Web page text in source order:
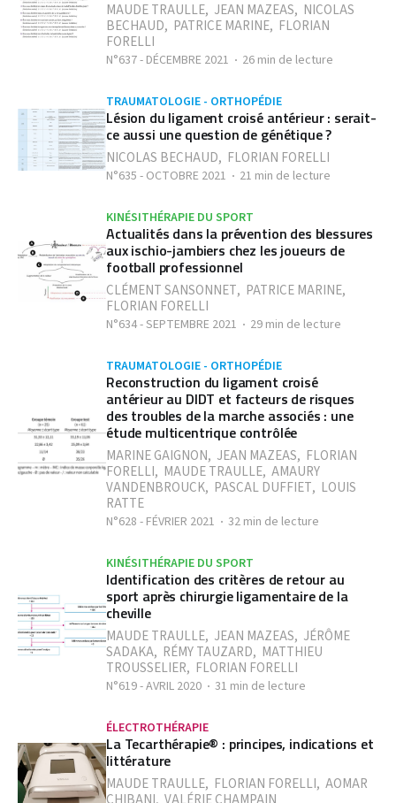
MAUDE TRAULLE, JEAN MAZEAS, NICOLAS
BECHAUD, PATRICE MARINE, FLORIAN
FORELLI
N°637 - DÉCEMBRE 2021 26 min de lecture
TRAUMATOLOGIE - ORTHOPÉDIE
Lésion du ligament croisé antérieur : serait-
ce aussi une question de génétique ?
NICOLAS BECHAUD, FLORIAN FORELLI
N°635 - OCTOBRE 2021 21 min de lecture
KINÉSITHÉRAPIE DU SPORT
Actualités dans la prévention des blessures
aux ischio-jambiers chez les joueurs de
football professionnel
CLÉMENT SANSONNET, PATRICE MARINE,
FLORIAN FORELLI
N°634 - SEPTEMBRE 2021 29 min de lecture
TRAUMATOLOGIE - ORTHOPÉDIE
Reconstruction du ligament croisé
antérieur au DIDT et facteurs de risques
des troubles de la marche associés : une
étude multicentrique contrôlée
MARINE GAIGNON, JEAN MAZEAS, FLORIAN
FORELLI, MAUDE TRAULLE, AMAURY
VANDENBROUCK, PASCAL DUFFIET, LOUIS
RATTE
N°628 - FÉVRIER 2021 32 min de lecture
KINÉSITHÉRAPIE DU SPORT
Identification des critères de retour au
sport après chirurgie ligamentaire de la
cheville
MAUDE TRAULLE, JEAN MAZEAS, JÉRÔME
SADAKA, RÉMY TAUZARD, MATTHIEU
TROUSSELIER, FLORIAN FORELLI
N°619 - AVRIL 2020 31 min de lecture
ÉLECTROTHÉRAPIE
La Tecarthérapie® : principes, indications et
littérature
MAUDE TRAULLE, FLORIAN FORELLI, AOMAR